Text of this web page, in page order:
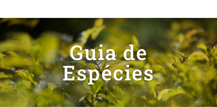
Guia de
Espécies